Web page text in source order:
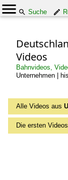
Suche
Videos
Bahnvideos,
Unternehmen |
Alle Videos aus
Die ersten